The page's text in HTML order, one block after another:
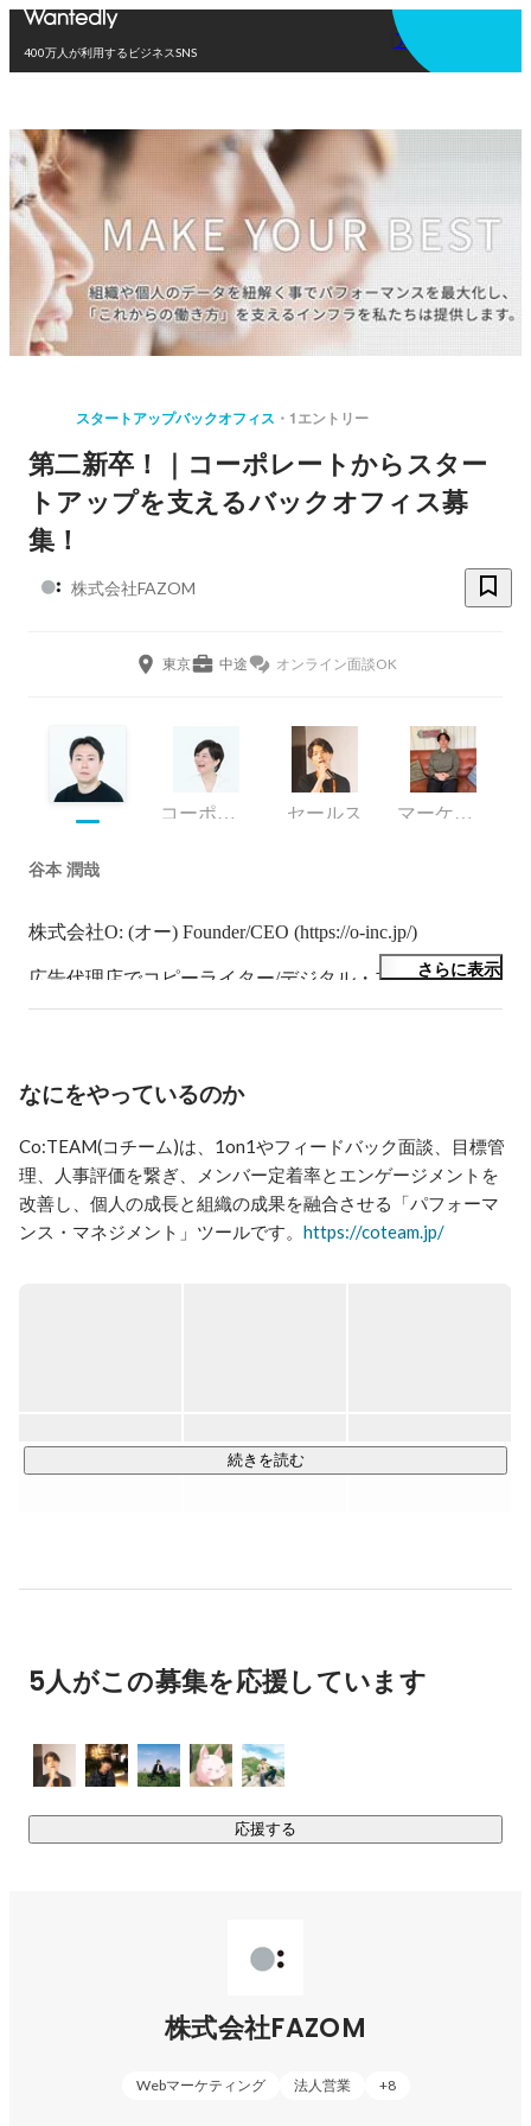
400万人が利用するビジネスSNS
アプリを使う
スタートアップバックオフィス 1エントリー
第二新卒！｜コーポレートからスター
トアップを支えるバックオフィス募
集！
株式会社FAZOM
東京 中途 オンライン面談OK
コーポレート・スタッフ セールス マーケティング
谷本 潤哉
株式会社O: (オー) Founder/CEO (https://o-inc.jp/)
広告代理店でコピーライター/デジタル・プランナーを
する「Co:TEAM」というサービスを展開中。
経営陣・マネージャー・同僚との「高頻度 & オープ
ン」な対話により、継続的にパフォーマンスを高めて、
楽しく成果をあげられるチームをもっとこの国に増やし
ていきたいと思っています。
さらに表示
なにをやっているのか
Co:TEAM(コチーム)は、1on1やフィードバック面談、目標管
理、人事評価を繋ぎ、メンバー定着率とエンゲージメントを
改善し、個人の成長と組織の成果を融合させる「パフォーマ
ンス・マネジメント」ツールです。 https://coteam.jp/
チームに発生する様々なズレを「マネジメント・HR・ヘルス
しています。
続きを読む
5人がこの募集を応援しています
応援する
株式会社FAZOM
Webマーケティング 法人営業 +8